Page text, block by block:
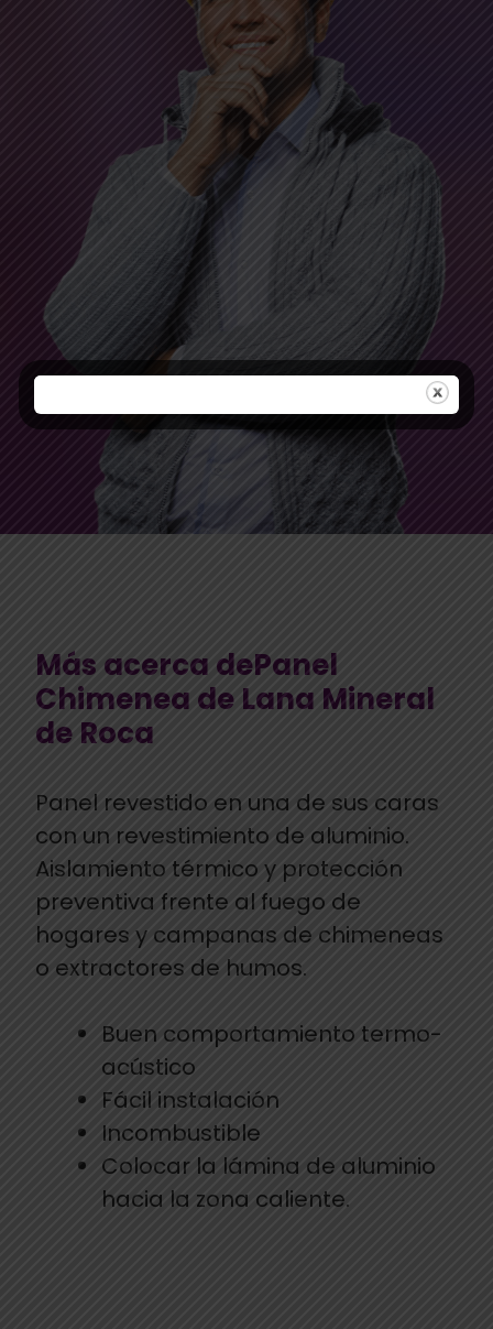
Más acerca dePanel
Chimenea de Lana Mineral
de Roca
Panel revestido en una de sus caras
con un revestimiento de aluminio.
Aislamiento térmico y protección
preventiva frente al fuego de
hogares y campanas de chimeneas
o extractores de humos.
Buen comportamiento termo-
acústico
Fácil instalación
Incombustible
Colocar la lámina de aluminio
hacia la zona caliente.